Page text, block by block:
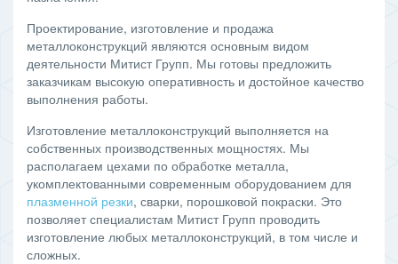
Проектирование, изготовление и продажа
металлоконструкций являются основным видом
деятельности Митист Групп. Мы готовы предложить
заказчикам высокую оперативность и достойное качество
выполнения работы.
Изготовление металлоконструкций выполняется на
собственных производственных мощностях. Мы
располагаем цехами по обработке металла,
укомплектованными современным оборудованием для
плазменной резки, сварки, порошковой покраски. Это
позволяет специалистам Митист Групп проводить
изготовление любых металлоконструкций, в том числе и
сложных.